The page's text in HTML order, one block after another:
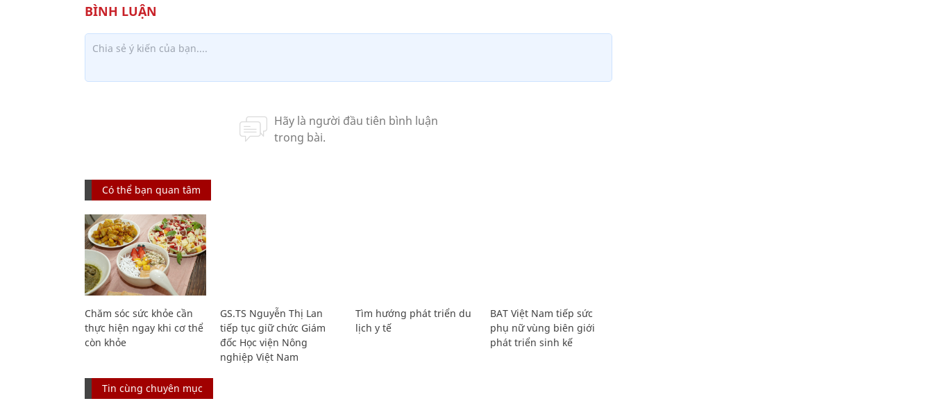
Có thể bạn quan tâm
Chăm sóc sức khỏe cần
thực hiện ngay khi cơ thể
còn khỏe
GS.TS Nguyễn Thị Lan
tiếp tục giữ chức Giám
đốc Học viện Nông
nghiệp Việt Nam
Tìm hướng phát triển du
lịch y tế
BAT Việt Nam tiếp sức
phụ nữ vùng biên giới
phát triển sinh kế
Tin cùng chuyên mục